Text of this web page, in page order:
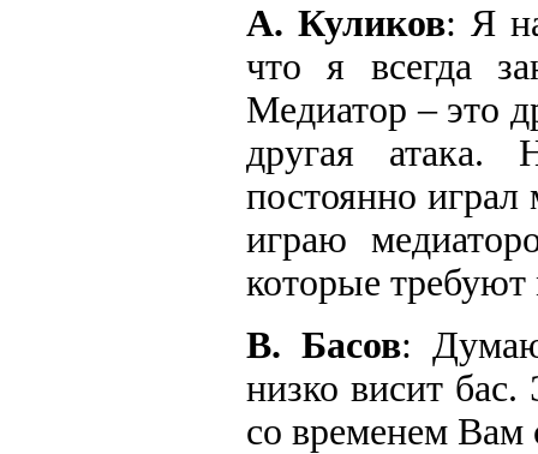
А. Куликов: Я
что я всегда
Медиатор – это
другая атака.
постоянно
играю
которые требуют
В. Басов:
низко висит
со временем Вам